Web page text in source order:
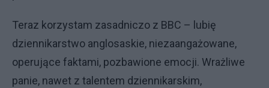
Teraz korzystam zasadniczo z BBC – lubię
dziennikarstwo anglosaskie, niezaangażowane,
operujące faktami, pozbawione emocji. Wrażliwe
panie, nawet z talentem dziennikarskim,